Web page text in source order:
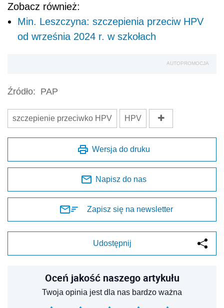
Zobacz również:
Min. Leszczyna: szczepienia przeciw HPV
od września 2024 r. w szkołach
AUTOPROMOCJA
Źródło: PAP
szczepienie przeciwko HPV HPV
Wersja do druku
Napisz do nas
Zapisz się na newsletter
Udostępnij
Oceń jakość naszego artykułu
Twoja opinia jest dla nas bardzo ważna